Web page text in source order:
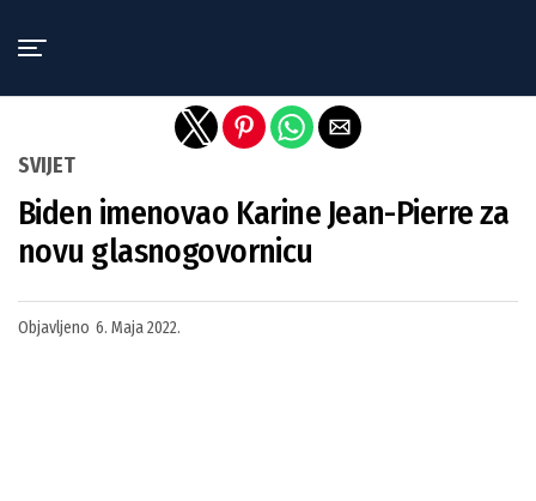
SVIJET
Biden imenovao Karine Jean-Pierre za
novu glasnogovornicu
Objavljeno 6. Maja 2022.